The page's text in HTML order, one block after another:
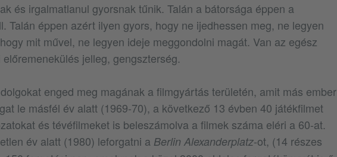
és irgalmatlanul gyorsnak tűnik. Talán a bátorsága éppen a
Talán éppen azért ilyen gyors, hogy ne ijedhessen meg, ne legyen
mit művel, ne legyen ideje meggondolni magát. Van az egész
jelleg, gengszterség.
enged meg magának a filmgyártás területén, amit más ember
le másfél év alatt (1969-70), a következő 13 évben 40 játékfilmet
és tévéfilmeket is beleszámolva a filmek száma eléri a 60-at.
év alatt (1980) leforgatni a Berlin Alexanderplatz-ot, (14 részes